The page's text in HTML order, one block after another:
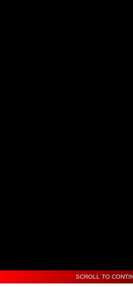
SCROLL TO